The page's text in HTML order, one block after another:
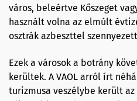
város, beleértve Kőszeget
használt volna az elmúlt
osztrák azbeszttel
Ezek a városok a botrány
kerültek. A VAOL arról írt
turizmusa veszélybe került